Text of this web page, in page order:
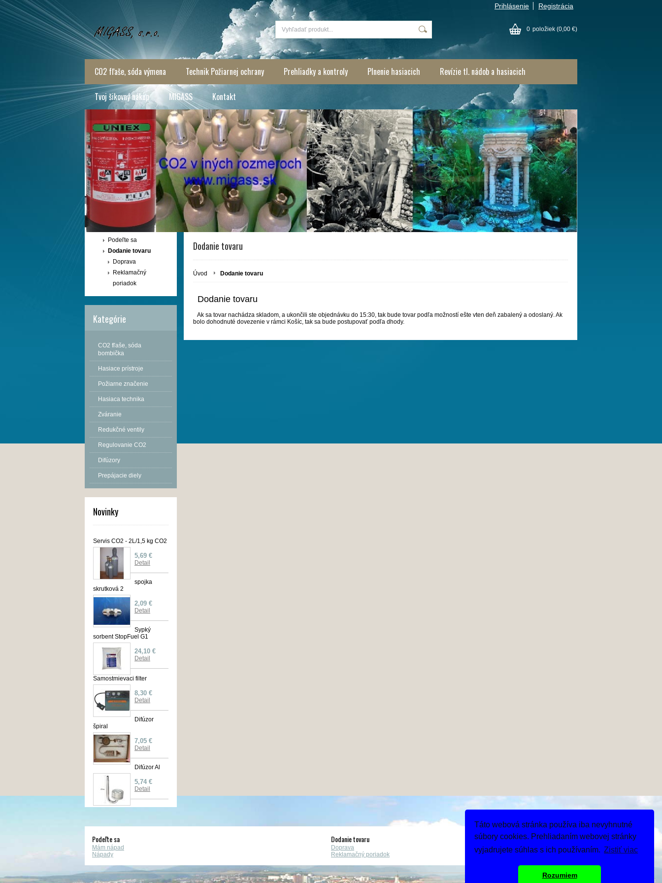
Táto webová stránka používa iba nevyhnutné
súbory cookies. Prehliadaním webovej stránky
vyjadrujete súhlas s ich používaním. Zistiť viac
Rozumiem
Prihlásenie Registrácia
0 položiek (0,00 €)
CO2 fľaše, sóda výmena Technik Požiarnej ochrany Prehliadky a kontroly Plnenie hasiacich Revízie tl. nádob a hasiacich
Tvoj šikovný nákup MIGASS Kontakt
Podeľte sa
Dodanie tovaru
Doprava
Reklamačný
poriadok
Kategórie
CO2 fľaše, sóda
bombička
Hasiace prístroje
Požiarne značenie
Hasiaca technika
Zváranie
Redukčné ventily
Regulovanie CO2
Difúzory
Prepájacie diely
Novinky
Servis CO2 - 2L/1,5 kg CO2
5,69 €
Detail
spojka
skrutková 2
2,09 €
Detail
Sypký
sorbent StopFuel G1
24,10 €
Detail
Samostmievaci filter
8,30 €
Detail
Difúzor
špiral
7,05 €
Detail
Difúzor Al
5,74 €
Detail
Dodanie tovaru
Úvod Dodanie tovaru
Dodanie tovaru
Ak sa tovar nachádza skladom, a ukončili ste objednávku do 15:30, tak bude tovar podľa možností ešte vten deň zabalený a odoslaný. Ak
bolo dohodnuté dovezenie v rámci Košíc, tak sa bude postupovať podľa dhody.
Podeľte sa
Mám nápad
Nápady
Dodanie tovaru
Doprava
Reklamačný poriadok